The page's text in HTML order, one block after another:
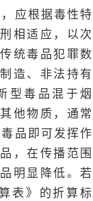
应根据毒性特
相适应，以次
统毒品犯罪数
造、非法持有
型毒品混于烟
他物质，通常
品即可发挥作
，在传播范围
明显降低。若
表》的折算标